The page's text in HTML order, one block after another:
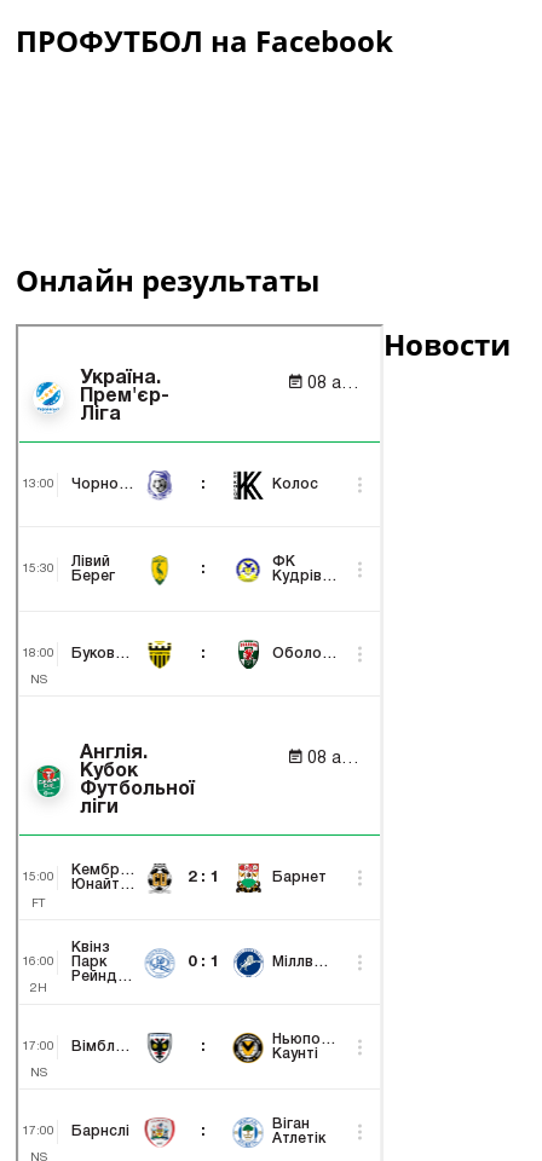
ПРОФУТБОЛ на Facebook
Онлайн результаты
Новости